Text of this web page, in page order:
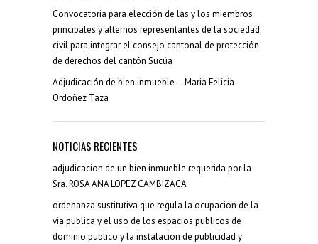
Convocatoria para elección de las y los miembros
principales y alternos representantes de la sociedad
civil para integrar el consejo cantonal de protección
de derechos del cantón Sucúa
Adjudicación de bien inmueble – Maria Felicia
Ordoñez Taza
NOTICIAS RECIENTES
adjudicacion de un bien inmueble requerida por la
Sra. ROSA ANA LOPEZ CAMBIZACA
ordenanza sustitutiva que regula la ocupacion de la
via publica y el uso de los espacios publicos de
dominio publico y la instalacion de publicidad y